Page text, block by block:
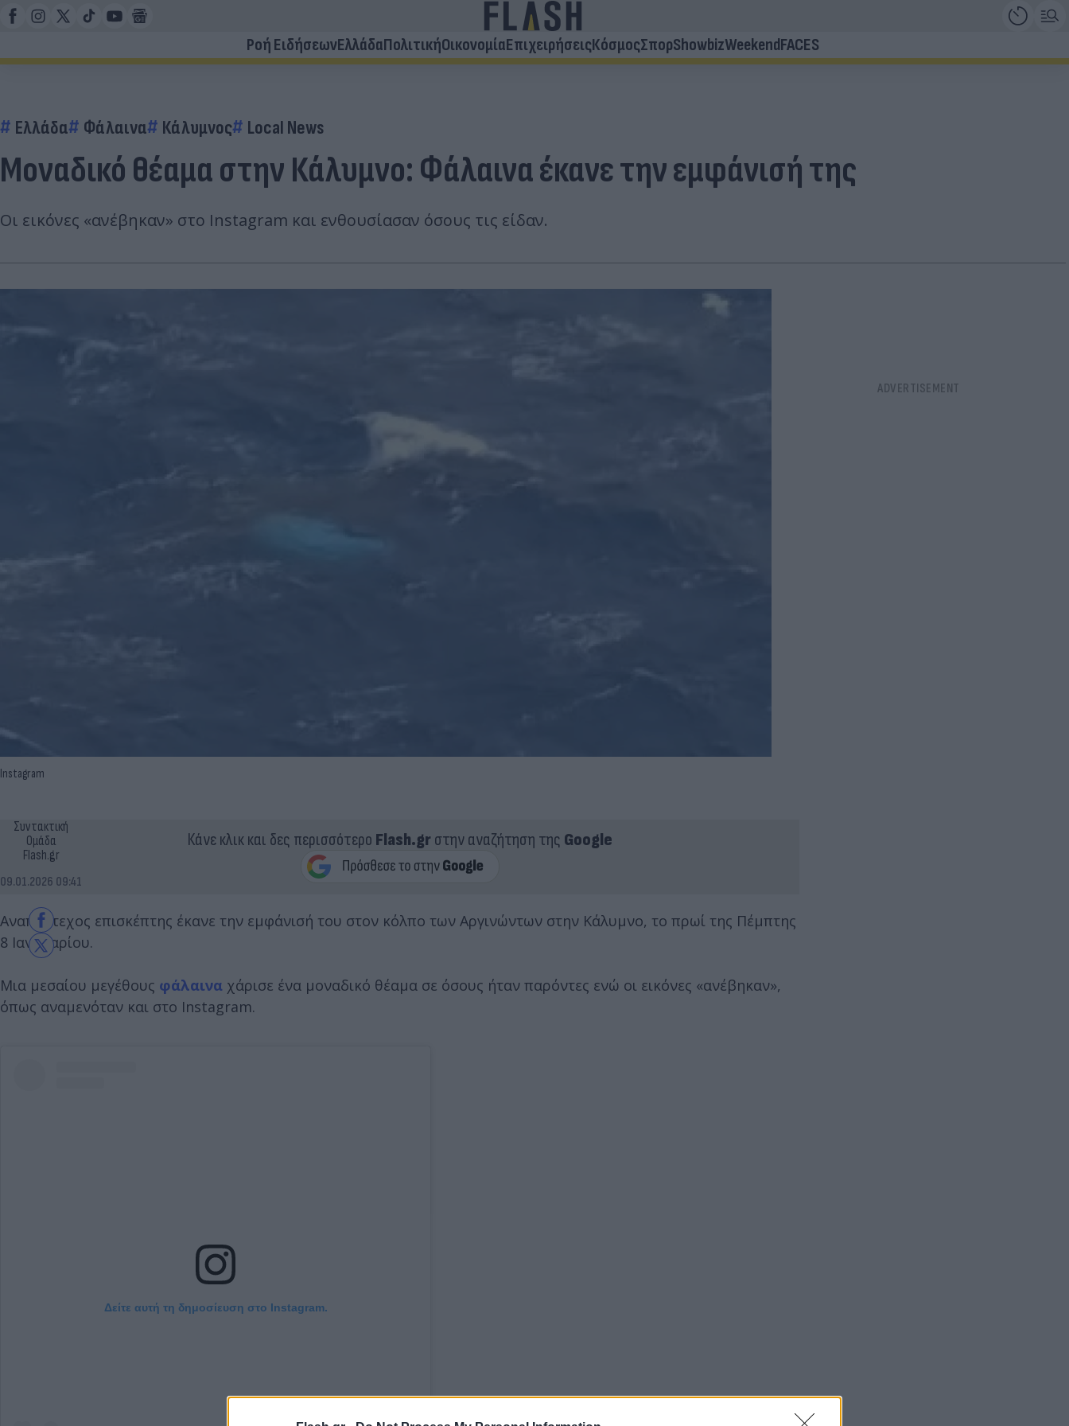
Ροή ΕιδήσεωνΕλλάδαΠολιτικήΟικονομίαΕπιχειρήσειςΚόσμοςΣπορShowbizWeekendFACES
Ελλάδα Φάλαινα Κάλυμνος Local News
Μοναδικό θέαμα στην Κάλυμνο: Φάλαινα έκανε την εμφάνισή της
Οι εικόνες «ανέβηκαν» στο Instagram και ενθουσίασαν όσους τις είδαν.
Instagram
Συντακτική
Ομάδα
Flash.gr
09.01.2026 09:41
Κάνε κλικ και δες περισσότερο Flash.grστην αναζήτηση της Google
Αναπάντεχος επισκέπτης έκανε την εμφάνισή του στον κόλπο των Αργινώντων στην Κάλυμνο, το πρωί της Πέμπτης
8 Ιανουαρίου.
Μια μεσαίου μεγέθους φάλαινα χάρισε ένα μοναδικό θέαμα σε όσους ήταν παρόντες ενώ οι εικόνες «ανέβηκαν»,
όπως αναμενόταν και στο Instagram.
Δείτε αυτή τη δημοσίευση στο Instagram.